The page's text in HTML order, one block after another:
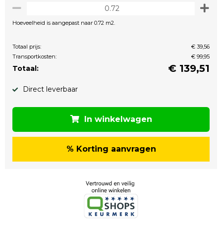
Hoeveelheid is aangepast naar 0.72 m2.
Totaal prijs:
€ 39,56
Transportkosten:
€ 99,95
Totaal: € 139,51
Direct leverbaar
In winkelwagen
% Korting aanvragen